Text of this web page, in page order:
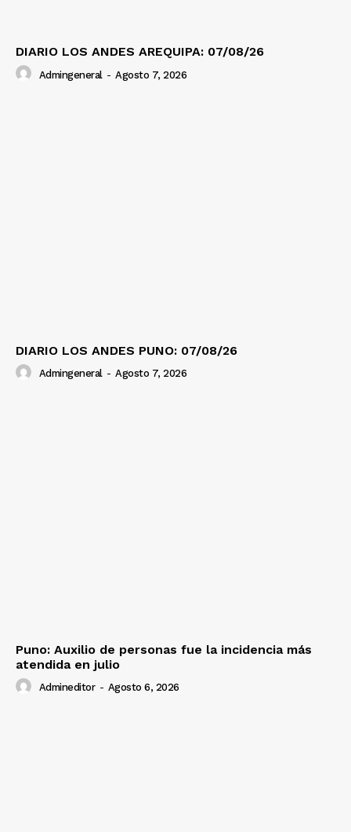
DIARIO LOS ANDES AREQUIPA: 07/08/26
Admingeneral - Agosto 7, 2026
DIARIO LOS ANDES PUNO: 07/08/26
Admingeneral - Agosto 7, 2026
Puno: Auxilio de personas fue la incidencia más
atendida en julio
Admineditor - Agosto 6, 2026